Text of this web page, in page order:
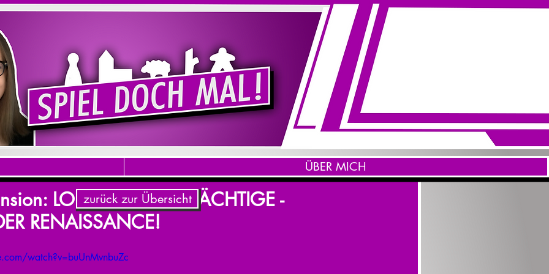
LORENZO DER PRÄCHTIGE -
RENAISSANCE!
watch?v=buUnMvnbuZc
zurück zur Übersicht
ÜBER MICH